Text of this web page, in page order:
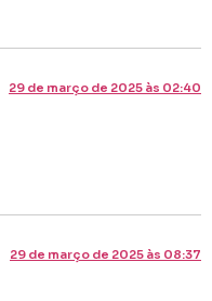
29 de março de 2025 às 02:40
29 de março de 2025 às 08:37